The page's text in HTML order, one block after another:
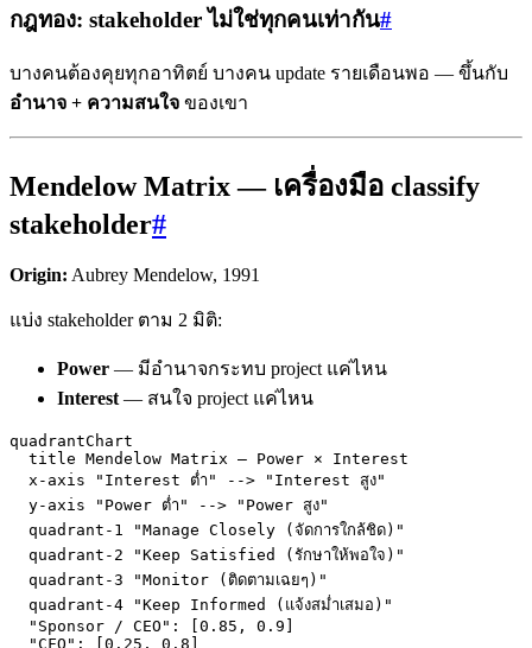
กฎทอง: stakeholder ไม่ใช่ทุกคนเท่ากัน#
บางคนต้องคุยทุกอาทิตย์ บางคน update รายเดือนพอ — ขึ้นกับ
อำนาจ + ความสนใจ ของเขา
Mendelow Matrix — เครื่องมือ classify
stakeholder#
Origin: Aubrey Mendelow, 1991
แบ่ง stakeholder ตาม 2 มิติ:
Power — มีอำนาจกระทบ project แค่ไหน
Interest — สนใจ project แค่ไหน
quadrantChart
  title Mendelow Matrix — Power × Interest
  x-axis "Interest ต่ำ" --> "Interest สูง"
  y-axis "Power ต่ำ" --> "Power สูง"
  quadrant-1 "Manage Closely (จัดการใกล้ชิด)"
  quadrant-2 "Keep Satisfied (รักษาให้พอใจ)"
  quadrant-3 "Monitor (ติดตามเฉยๆ)"
  quadrant-4 "Keep Informed (แจ้งสม่ำเสมอ)"
  "Sponsor / CEO": [0.85, 0.9]
  "CFO": [0.25, 0.8]